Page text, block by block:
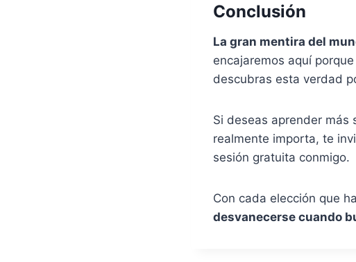
Conclusión
La gran mentira del
encajaremos aquí
descubras esta verdad
Si deseas aprender más
realmente importa, te
sesión gratuita conmigo.
Con cada elección que
desvanecerse cuando